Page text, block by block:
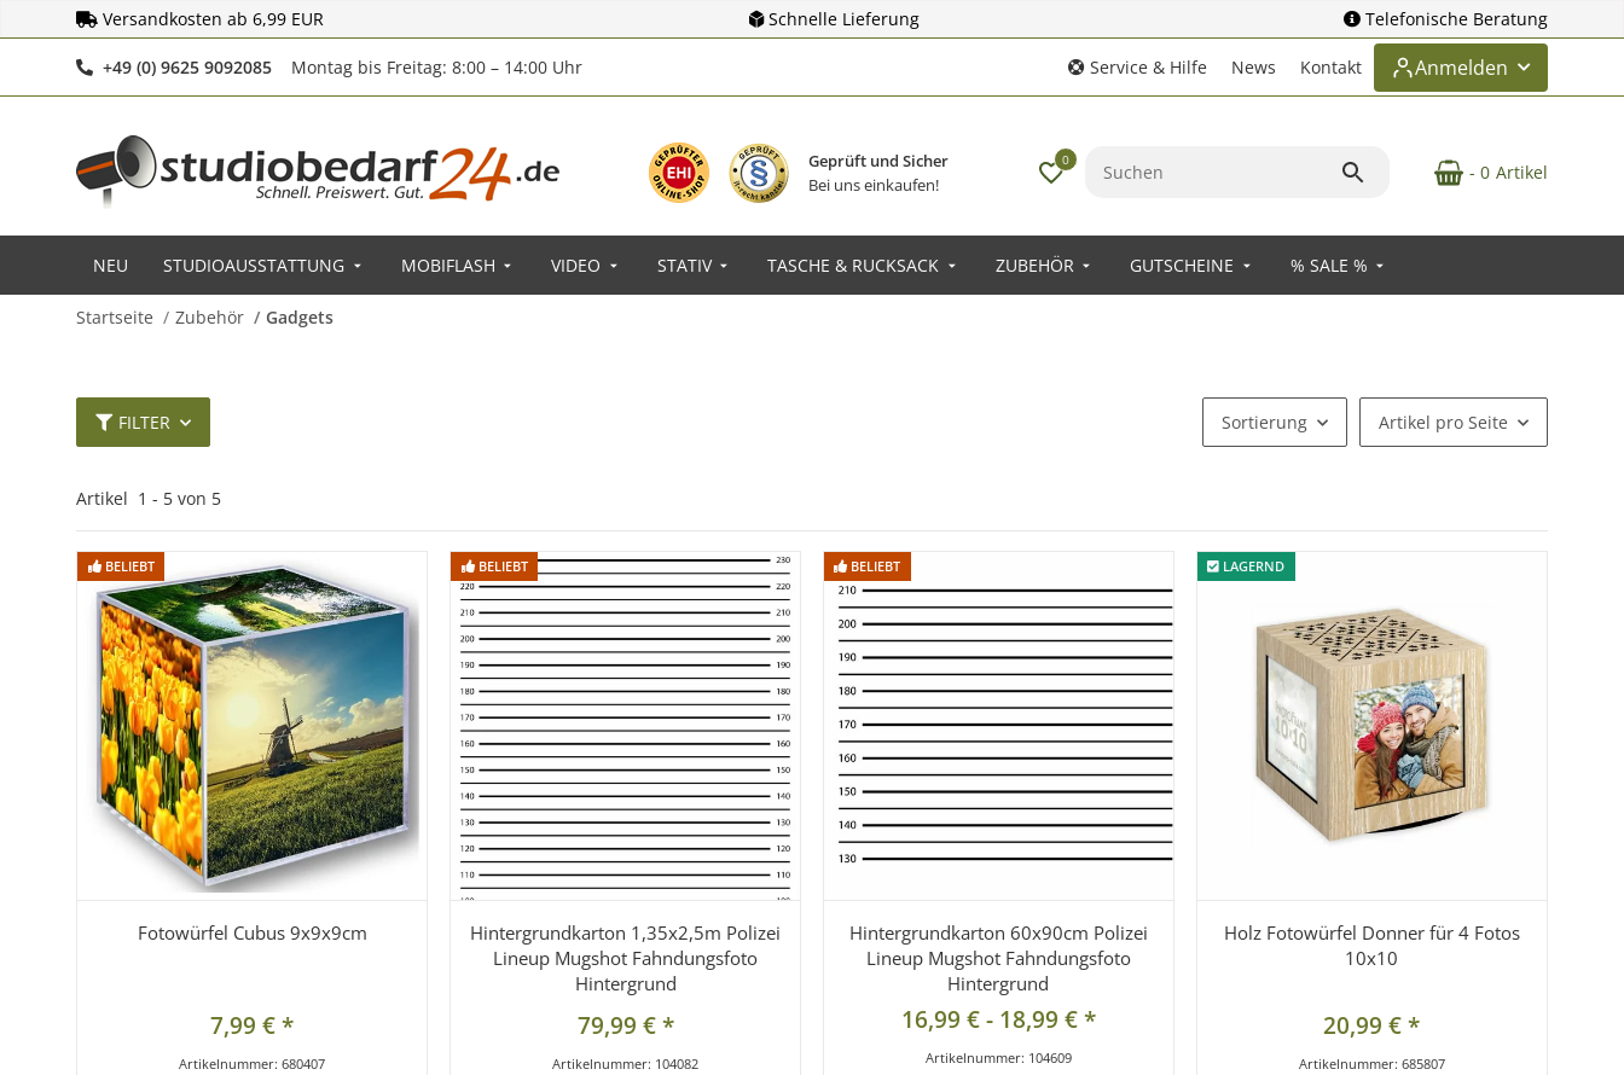
Versandkosten ab 6,99 EUR Schnelle Lieferung Telefonische Beratung
+49 (0) 9625 9092085Telefonnummer
Montag bis Freitag: 8:00 – 14:00 Uhr Service & Hilfe News Kontakt Anmelden
Geprüft und Sicher
Bei uns einkaufen!
0
- 0 Artikel
NEU STUDIOAUSSTATTUNG MOBIFLASH VIDEO STATIV TASCHE & RUCKSACK ZUBEHÖR GUTSCHEINE % SALE %
Startseite Zubehör Gadgets
FILTER Sortierung Artikel pro Seite
Artikel 1 - 5 von 5
BELIEBT
BELIEBT
Fotowürfel Cubus 9x9x9cm
7,99 €*
Artikelnummer:680407
BELIEBT
BELIEBT
Hintergrundkarton 1,35x2,5m Polizei
Lineup Mugshot Fahndungsfoto
Hintergrund
79,99 €*
Artikelnummer: 104082
BELIEBT
BELIEBT
Hintergrundkarton 60x90cm Polizei
Lineup Mugshot Fahndungsfoto
Hintergrund
16,99 €- 18,99 €*
Artikelnummer: 104609
LAGERND
LAGERND
Holz Fotowürfel Donner für 4 Fotos
10x10
20,99 €*
Artikelnummer: 685807